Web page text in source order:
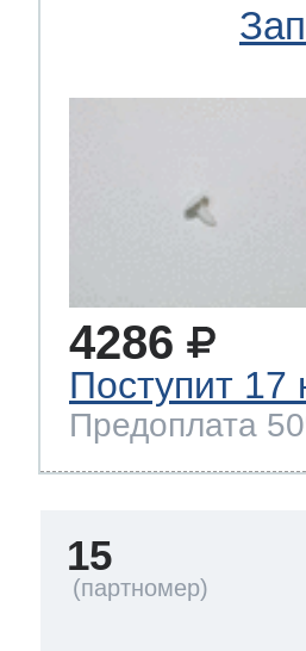
4286
Поступит 17
Предоплата
15